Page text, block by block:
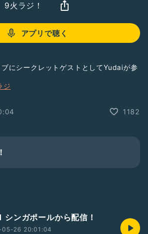
9火ラジ！
アプリで聴く
にシークレットゲストとしてYudaiが参
ジ
1182
シンガポールから配信！
05-26 20:01:04